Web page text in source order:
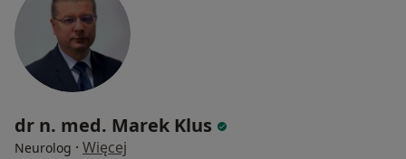
dr n. med. Marek Klus
Neurolog · Więcej